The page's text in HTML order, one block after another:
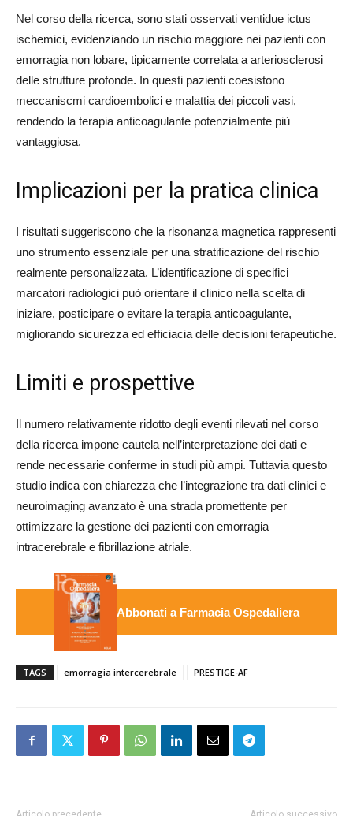
Nel corso della ricerca, sono stati osservati ventidue ictus
ischemici, evidenziando un rischio maggiore nei pazienti con
emorragia non lobare, tipicamente correlata a arteriosclerosi
delle strutture profonde. In questi pazienti coesistono
meccaniscmi cardioembolici e malattia dei piccoli vasi,
rendendo la terapia anticoagulante potenzialmente più
vantaggiosa.
Implicazioni per la pratica clinica
I risultati suggeriscono che la risonanza magnetica rappresenti
uno strumento essenziale per una stratificazione del rischio
realmente personalizzata. L’identificazione di specifici
marcatori radiologici può orientare il clinico nella scelta di
iniziare, posticipare o evitare la terapia anticoagulante,
migliorando sicurezza ed efficiacia delle decisioni terapeutiche.
Limiti e prospettive
Il numero relativamente ridotto degli eventi rilevati nel corso
della ricerca impone cautela nell’interpretazione dei dati e
rende necessarie conferme in studi più ampi. Tuttavia questo
studio indica con chiarezza che l’integrazione tra dati clinici e
neuroimaging avanzato è una strada promettente per
ottimizzare la gestione dei pazienti con emorragia
intracerebrale e fibrillazione atriale.
Abbonati a Farmacia Ospedaliera
TAGS emorragia intercerebrale PRESTIGE-AF